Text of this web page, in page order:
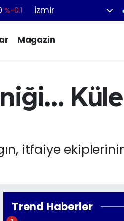
%-0.1
%0.32
%-14
İzmir
Magazin
Küle
itfaiye
Trend Haberler